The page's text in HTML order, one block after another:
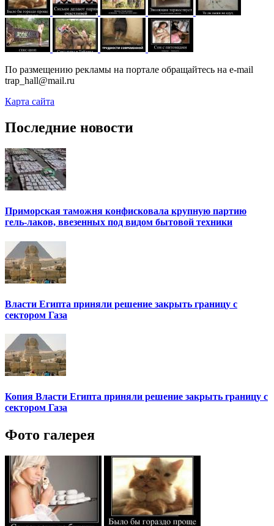
По размещению рекламы на портале обращайтесь на e-mail
trap_hall@mail.ru
Карта сайта
Последние новости
Приморская таможня конфисковала крупную партию
гель-лаков, ввезенных под видом бытовой техники
Власти Египта приняли решение закрыть границу с
сектором Газа
Копия Власти Египта приняли решение закрыть границу с
сектором Газа
Фото галерея